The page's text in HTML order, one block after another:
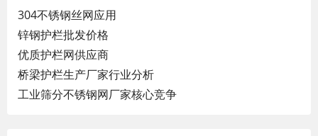
304不锈钢丝网应用
锌钢护栏批发价格
优质护栏网供应商
桥梁护栏生产厂家行业分析
工业筛分不锈钢网厂家核心竞争